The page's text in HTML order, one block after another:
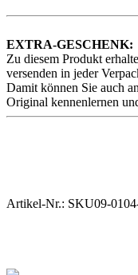
EXTRA-GESCHENK:
Zu diesem Produkt
versenden in jeder
Damit können Sie auch
Original kennenlernen
Artikel-Nr.: SKU09-